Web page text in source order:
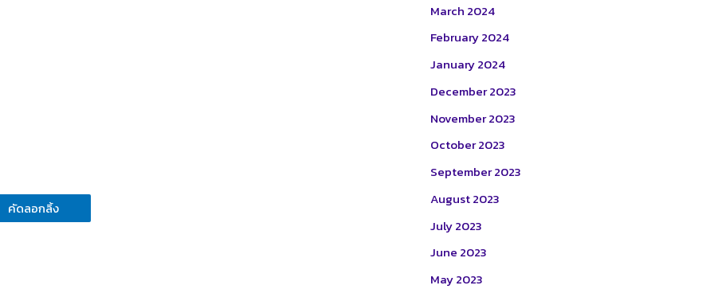
คัดลอกลิ้ง
March 2024
February 2024
January 2024
December 2023
November 2023
October 2023
September 2023
August 2023
July 2023
June 2023
May 2023